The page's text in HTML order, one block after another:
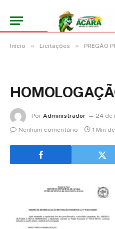
Início » Licitações » PREGÃO
Por Administrador
24 de
Nenhum comentário
1 Min